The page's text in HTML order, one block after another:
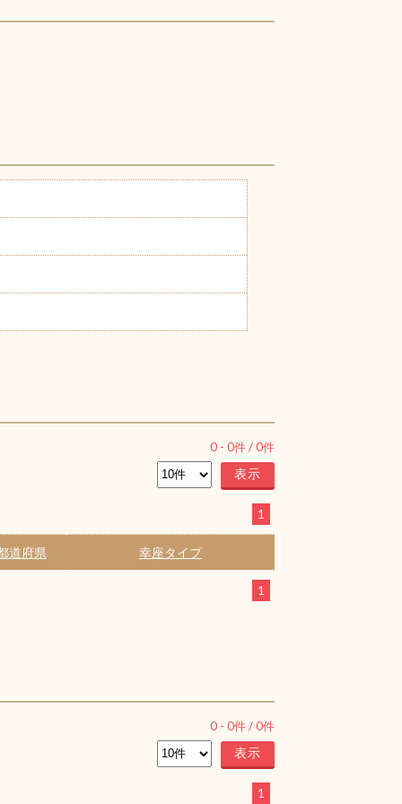
0 - 0件 /0件
1
道府県 幸座タイプ
1
0 - 0件 /0件
1